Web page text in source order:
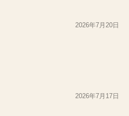
2026年7月20日
2026年7月17日